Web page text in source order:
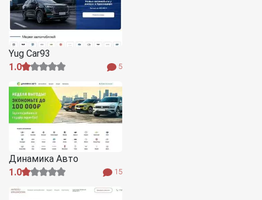
Yug Car93
1.0
5
Динамика Авто
1.0
15